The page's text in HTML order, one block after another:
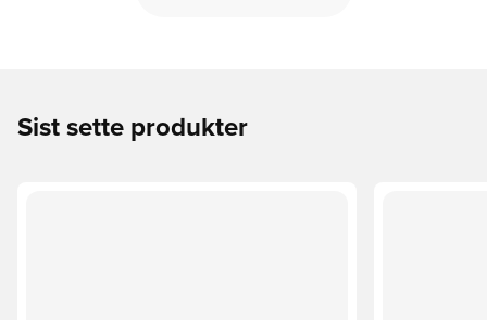
Sist sette produkter